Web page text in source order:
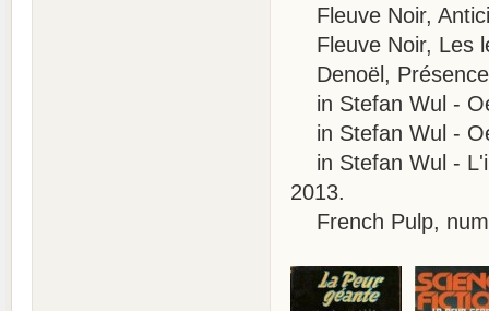
Fleuve Noir,
Fleuve Noir, Les
Denoël, Présence
in Stefan Wul -
in Stefan Wul -
in Stefan Wul -
2013.
French Pulp,